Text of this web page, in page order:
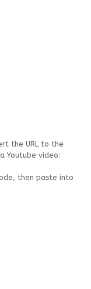
the URL to the
Youtube video:
then paste into